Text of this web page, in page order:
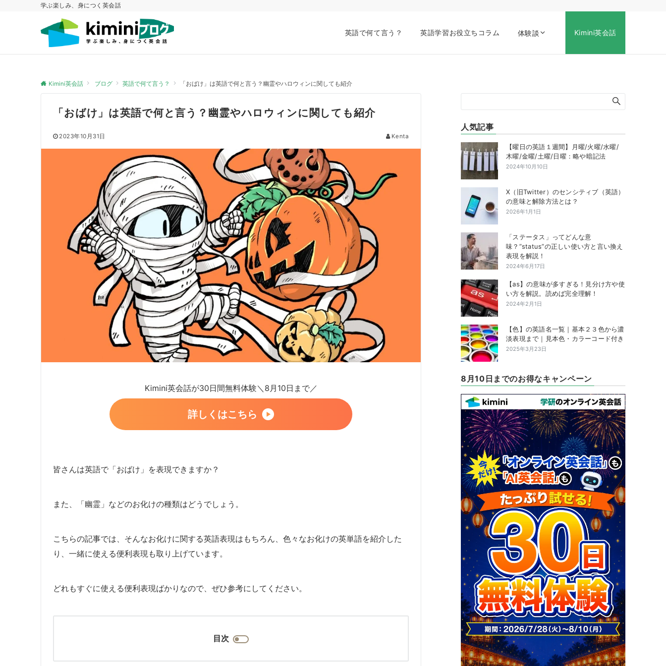
学ぶ楽しみ、身につく英会話
英語で何て言う？ 英語学習お役立ちコラム 体験談 Kimini英会話
Kimini英会話 ブログ 英語で何て言う？ 「おばけ」は英語で何と言う？幽霊やハロウィンに関しても紹介
「おばけ」は英語で何と言う？幽霊やハロウィンに関しても紹介
2023年10月31日 Kenta
Kimini英会話が30日間無料体験＼8月10日まで／
詳しくはこちら
皆さんは英語で「おばけ」を表現できますか？
また、「幽霊」などのお化けの種類はどうでしょう。
こちらの記事では、そんなお化けに関する英語表現はもちろん、色々なお化けの英単語を紹介した
り、一緒に使える便利表現も取り上げています。
どれもすぐに使える便利表現ばかりなので、ぜひ参考にしてください。
目次
人気記事
【曜日の英語１週間】月曜/火曜/水曜/
木曜/金曜/土曜/日曜：略や暗記法
2024年10月10日
X（旧Twitter）のセンシティブ（英語）
の意味と解除方法とは？
2026年1月1日
「ステータス」ってどんな意
味？”status”の正しい使い方と言い換え
表現を解説！
2024年6月17日
【as】の意味が多すぎる！見分け方や使
い方を解説。読めば完全理解！
2024年2月1日
【色】の英語名一覧｜基本２３色から濃
淡表現まで｜見本色・カラーコード付き
2025年3月23日
8月10日までのお得なキャンペーン